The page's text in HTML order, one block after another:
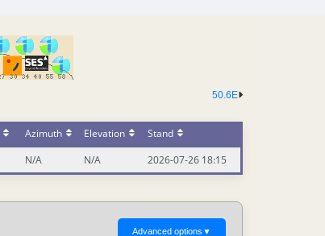
50.6E
Azimuth Elevation
Stand
N/A N/A 2026-07-26 18:15
Advanced options ▼